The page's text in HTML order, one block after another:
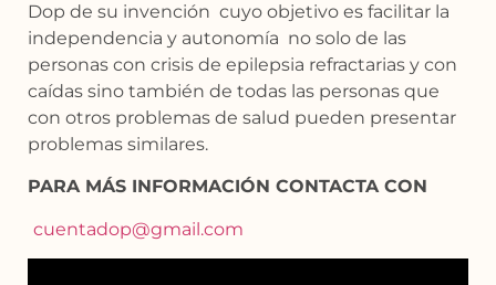
Dop de su invención cuyo objetivo es facilitar la
independencia y autonomía no solo de las
personas con crisis de epilepsia refractarias y con
caídas sino también de todas las personas que
con otros problemas de salud pueden presentar
problemas similares.
PARA MÁS INFORMACIÓN CONTACTA CON
cuentadop@gmail.com